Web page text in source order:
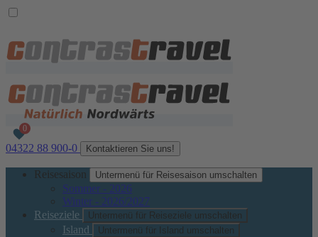
04322 88 900-0 Kontaktieren Sie uns!
Reisesaison Untermenü für Reisesaison umschalten
Sommer - 2026
Winter - 2026/2027
Reiseziele
Untermenü für Reiseziele umschalten
Island Untermenü für Island umschalten